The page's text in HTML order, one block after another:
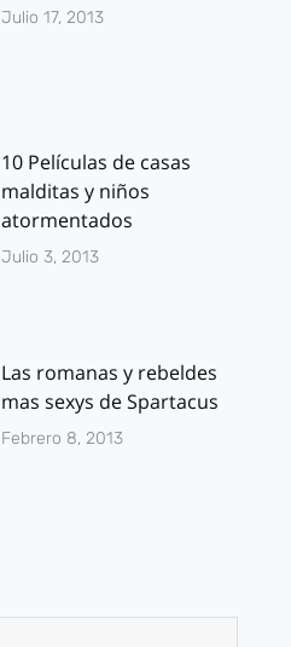
Julio 17, 2013
10 Películas de casas
malditas y niños
atormentados
Julio 3, 2013
Las romanas y rebeldes
mas sexys de Spartacus
Febrero 8, 2013